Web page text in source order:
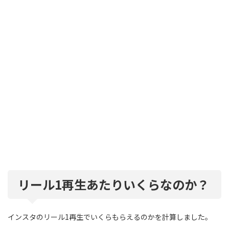
リール1再生あたりいくらなのか？
インスタのリール1再生でいくらもらえるのかを計算しました。